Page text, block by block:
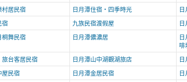
村居民宿
日月潭住宿‧四季時光
宿
九族民宿渡假屋
舞民宿
日月潭儂濃居
啡
台客居民宿
日月潭山中湖觀湖旅店
屋民宿
日月潭金居民宿